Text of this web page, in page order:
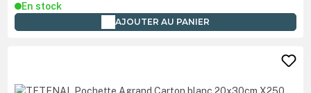
En stock
AJOUTER AU PANIER